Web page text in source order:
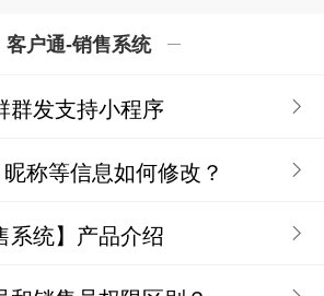
客户通-销售系统
群发支持小程序
称等信息如何修改？
系统】产品介绍